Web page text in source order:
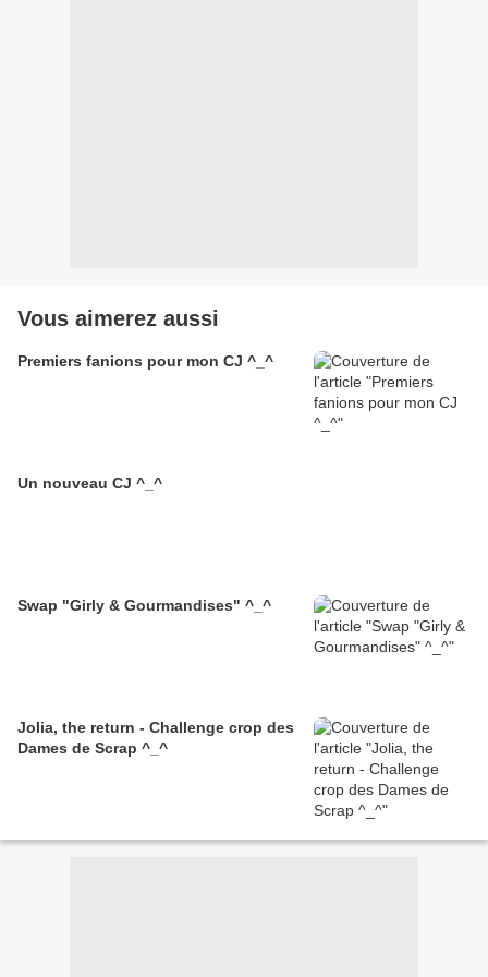
Vous aimerez aussi
Premiers fanions pour mon CJ ^_^
Un nouveau CJ ^_^
Swap "Girly & Gourmandises" ^_^
Jolia, the return - Challenge crop des
Dames de Scrap ^_^